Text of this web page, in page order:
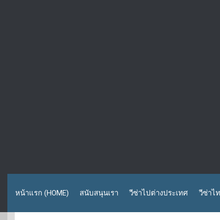
หน้าแรก (HOME) สนับสนุนเรา วีซ่าไปต่างประเทศ วีซ่าไ